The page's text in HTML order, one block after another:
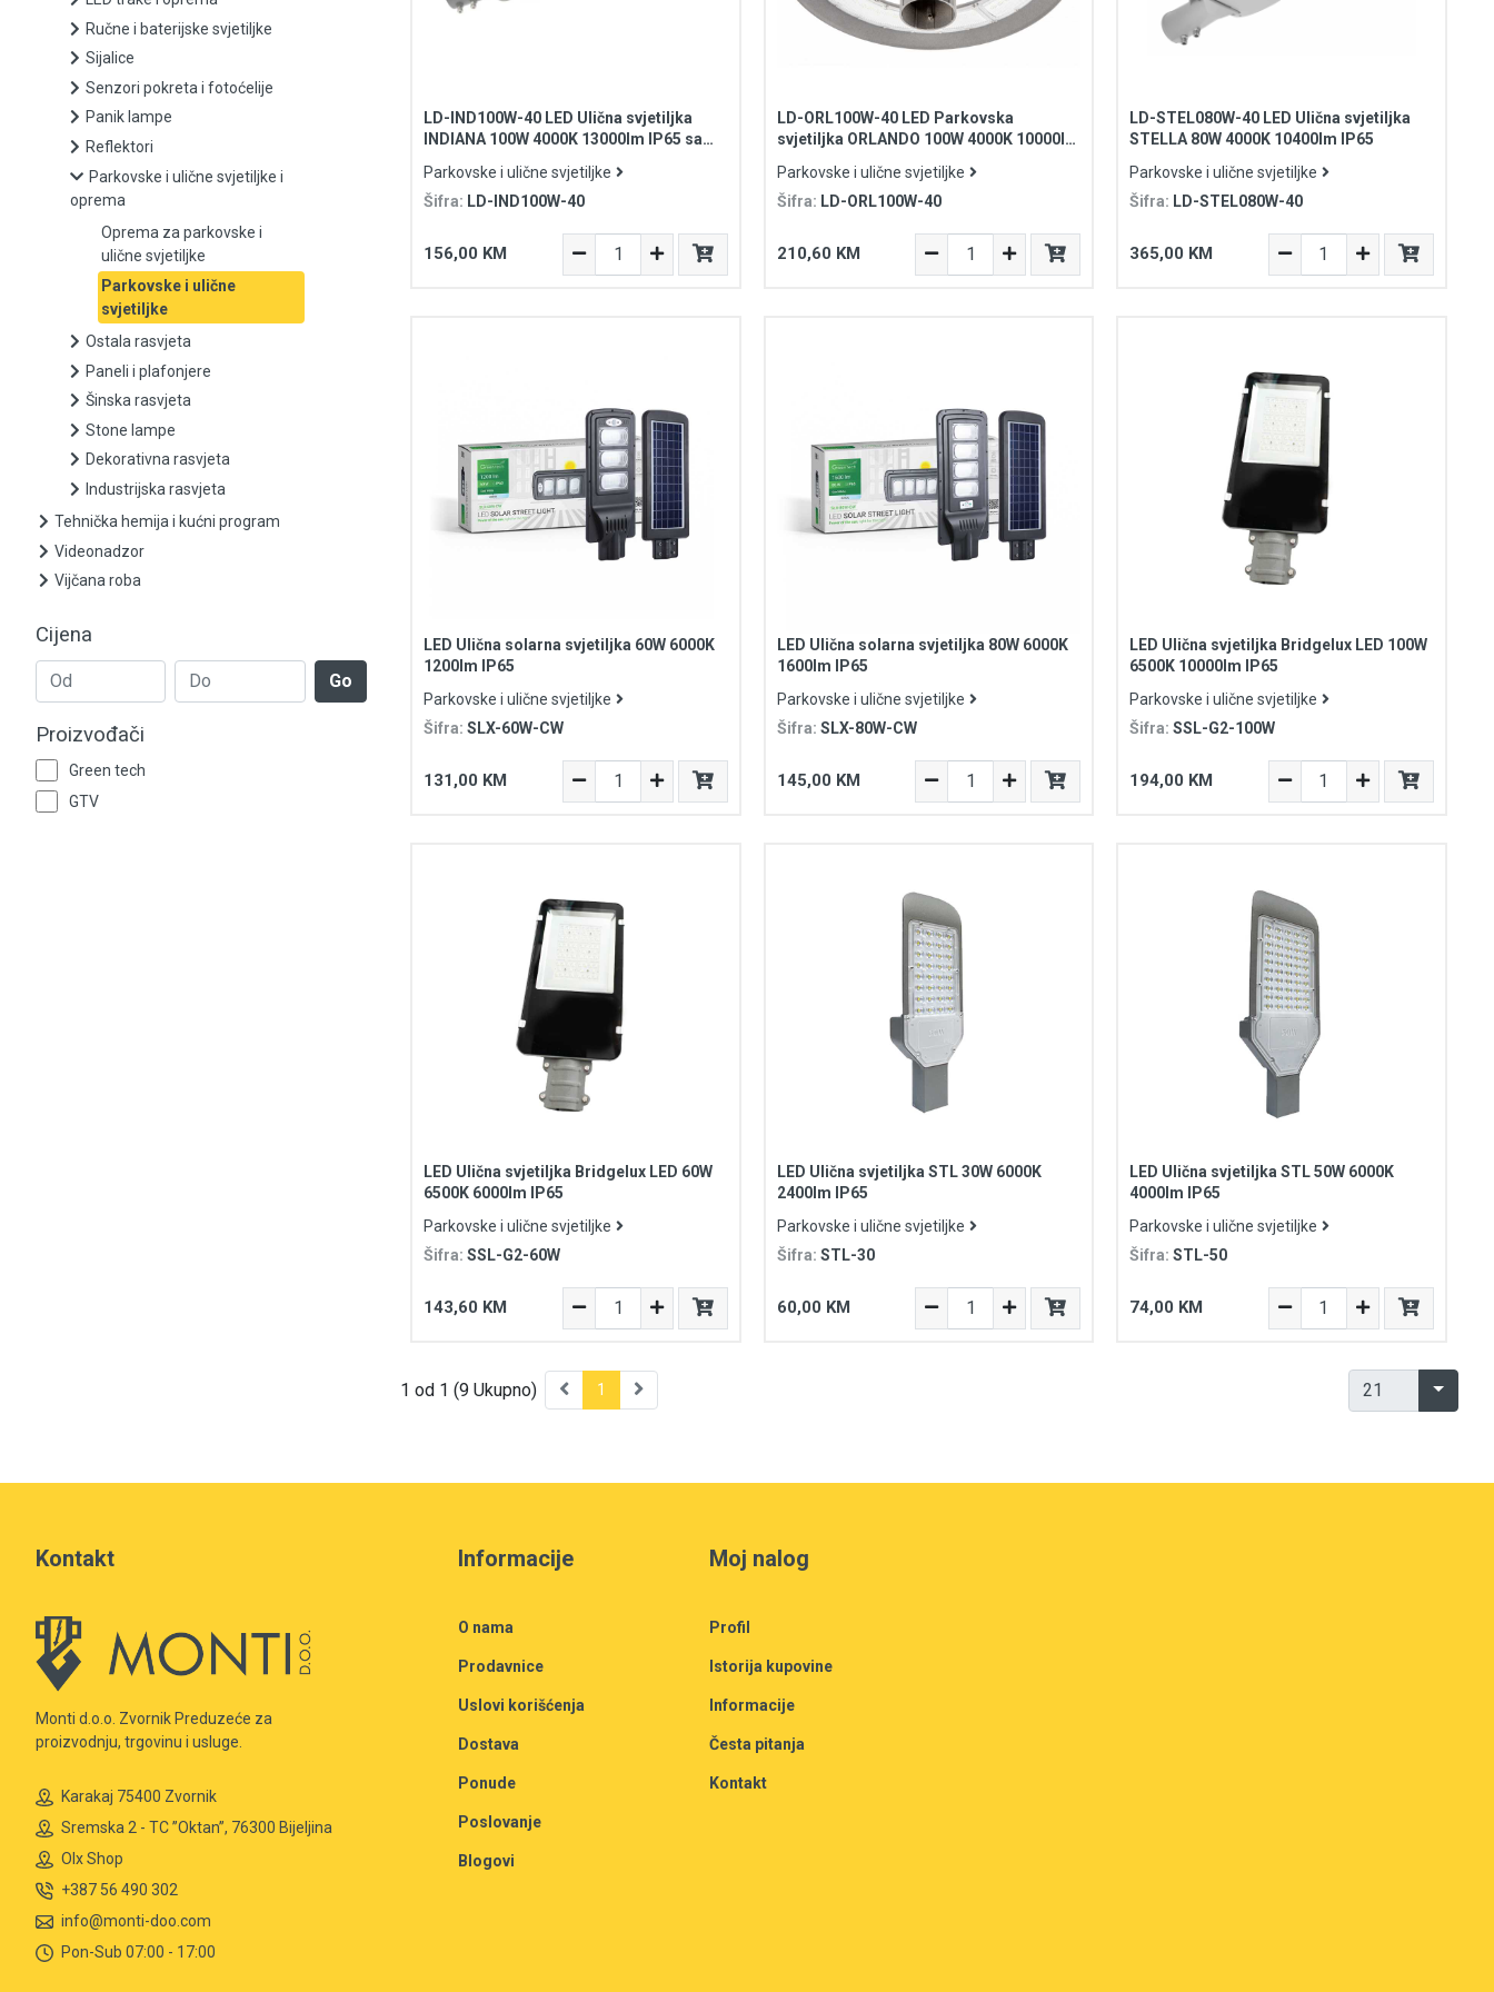
Sijalice
Senzori pokreta i fotoćelije
Panik lampe
Parkovske i ulične svjetiljke i oprema
Oprema za parkovske i ulične svjetiljke
Parkovske i ulične svjetiljke
Ostala rasvjeta
Paneli i plafonjere
Šinska rasvjeta
Stone lampe
Tehnička hemija i kućni program
Videonadzor
Vijčana roba
Ručne i baterijske svjetiljke
Sijalice
Senzori pokreta i fotoćelije
Panik lampe
Reflektori
Parkovske i ulične svjetiljke i
oprema
Oprema za parkovske i
ulične svjetiljke
Parkovske i ulične
svjetiljke
Ostala rasvjeta
Paneli i plafonjere
Šinska rasvjeta
Stone lampe
Dekorativna rasvjeta
Industrijska rasvjeta
Tehnička hemija i kućni program
Videonadzor
Vijčana roba
Cijena
Go
Proizvođači
Green tech
GTV
LD-IND100W-40 LED Ulična svjetiljka
INDIANA 100W 4000K 13000lm IP65 sa
Parkovske i ulične svjetiljke
Šifra: LD-IND100W-40
156,00 KM
LD-ORL100W-40 LED Parkovska
svjetiljka ORLANDO 100W 4000K 10000lm
Parkovske i ulične svjetiljke
Šifra: LD-ORL100W-40
210,60 KM
LD-STEL080W-40 LED Ulična svjetiljka
STELLA 80W 4000K 10400lm IP65
Parkovske i ulične svjetiljke
Šifra: LD-STEL080W-40
365,00 KM
LED Ulična solarna svjetiljka 60W 6000K
1200lm IP65
Parkovske i ulične svjetiljke
Šifra:SLX-60W-CW
131,00 KM
LED Ulična solarna svjetiljka 80W 6000K
1600lm IP65
Parkovske i ulične svjetiljke
Šifra: SLX-80W-CW
145,00 KM
LED Ulična svjetiljka Bridgelux LED 100W
6500K 10000lm IP65
Parkovske i ulične svjetiljke
Šifra: SSL-G2-100W
194,00 KM
LED Ulična svjetiljka Bridgelux LED 60W
6500K 6000lm IP65
Parkovske i ulične svjetiljke
Šifra:SSL-G2-60W
143,60 KM
LED Ulična svjetiljka STL 30W 6000K
2400lm IP65
Parkovske i ulične svjetiljke
Šifra: STL-30
60,00 KM
LED Ulična svjetiljka STL 50W 6000K
4000lm IP65
Parkovske i ulične svjetiljke
Šifra: STL-50
74,00 KM
1 od 1 (9 Ukupno) 1
Kontakt
Monti d.o.o. Zvornik Preduzeće za
proizvodnju, trgovinu i usluge.
Karakaj 75400 Zvornik
Sremska 2 - TC ”Oktan”, 76300 Bijeljina
Olx Shop
+387 56 490 302
info@monti-doo.com
Pon-Sub 07:00 - 17:00
Informacije
O nama
Prodavnice
Uslovi korišćenja
Dostava
Ponude
Poslovanje
Blogovi
Moj nalog
Profil
Istorija kupovine
Informacije
Česta pitanja
Kontakt